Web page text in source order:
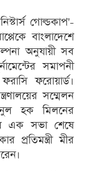
গোল্ডকাপ'-
বাংলাদেশে
অনুযায়ী সব
সমাপনী
ফরোয়ার্ড।
সম্মেলন
হক মিলনের
এক সভা শেষে
প্রতিমন্ত্রী মীর